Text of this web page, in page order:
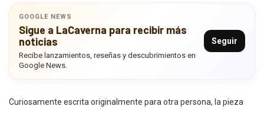
GOOGLE NEWS
Sigue a LaCaverna para recibir más
noticias
Recibe lanzamientos, reseñas y descubrimientos en
Google News.
Seguir
Curiosamente escrita originalmente para otra persona, la pieza